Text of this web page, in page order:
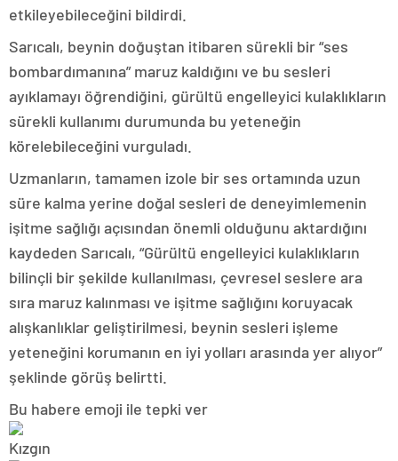
etkileyebileceğini bildirdi.
Sarıcalı, beynin doğuştan itibaren sürekli bir “ses
bombardımanına” maruz kaldığını ve bu sesleri
ayıklamayı öğrendiğini, gürültü engelleyici kulaklıkların
sürekli kullanımı durumunda bu yeteneğin
körelebileceğini vurguladı.
Uzmanların, tamamen izole bir ses ortamında uzun
süre kalma yerine doğal sesleri de deneyimlemenin
işitme sağlığı açısından önemli olduğunu aktardığını
kaydeden Sarıcalı, “Gürültü engelleyici kulaklıkların
bilinçli bir şekilde kullanılması, çevresel seslere ara
sıra maruz kalınması ve işitme sağlığını koruyacak
alışkanlıklar geliştirilmesi, beynin sesleri işleme
yeteneğini korumanın en iyi yolları arasında yer alıyor”
şeklinde görüş belirtti.
Bu habere emoji ile tepki ver